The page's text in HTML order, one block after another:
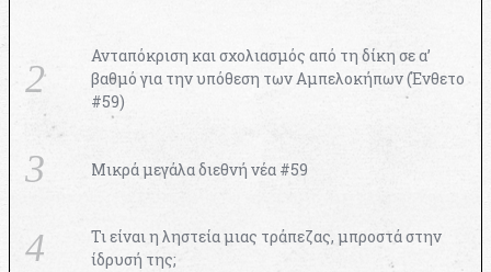
Ανταπόκριση και σχολιασμός από τη δίκη σε α’
βαθμό για την υπόθεση των Αμπελοκήπων (Ένθετο
#59)
Μικρά μεγάλα διεθνή νέα #59
Τι είναι η ληστεία μιας τράπεζας, μπροστά στην
ίδρυσή της;